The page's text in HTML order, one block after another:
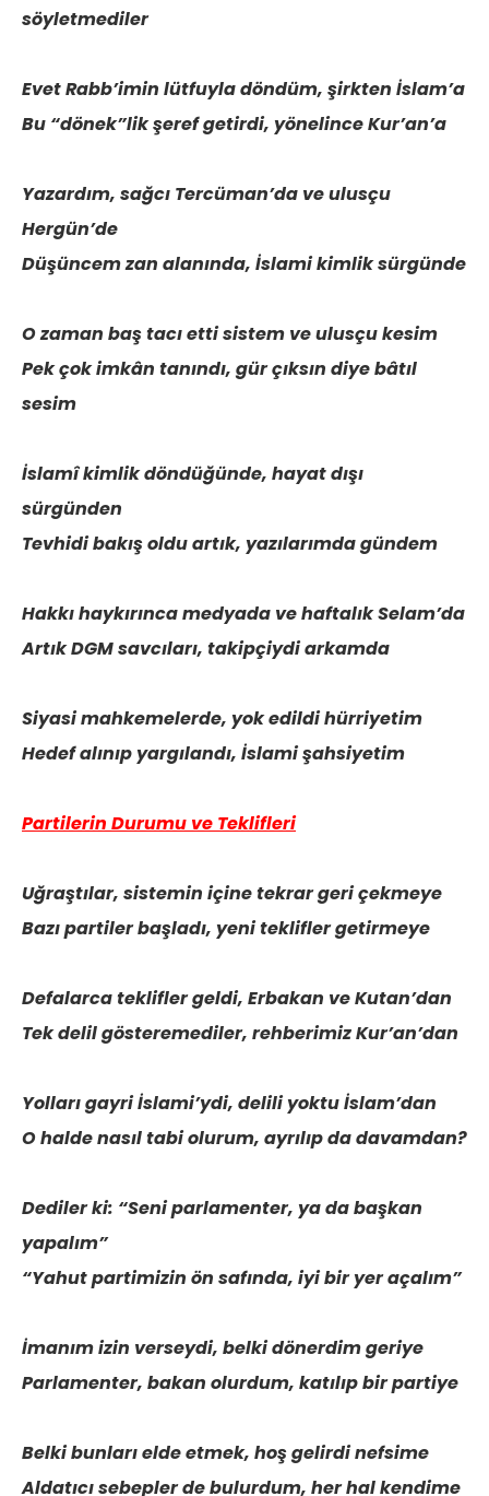
söyletmediler
Evet Rabb’imin lütfuyla döndüm, şirkten İslam’a
Bu “dönek”lik şeref getirdi, yönelince Kur’an’a
Yazardım, sağcı Tercüman’da ve ulusçu
Hergün’de
Düşüncem zan alanında, İslami kimlik sürgünde
O zaman baş tacı etti sistem ve ulusçu kesim
Pek çok imkân tanındı, gür çıksın diye bâtıl
sesim
İslamî kimlik döndüğünde, hayat dışı
sürgünden
Tevhidi bakış oldu artık, yazılarımda gündem
Hakkı haykırınca medyada ve haftalık Selam’da
Artık DGM savcıları, takipçiydi arkamda
Siyasi mahkemelerde, yok edildi hürriyetim
Hedef alınıp yargılandı, İslami şahsiyetim
Partilerin Durumu ve Teklifleri
Uğraştılar, sistemin içine tekrar geri çekmeye
Bazı partiler başladı, yeni teklifler getirmeye
Defalarca teklifler geldi, Erbakan ve Kutan’dan
Tek delil gösteremediler, rehberimiz Kur’an’dan
Yolları gayri İslami’ydi, delili yoktu İslam’dan
O halde nasıl tabi olurum, ayrılıp da davamdan?
Dediler ki: “Seni parlamenter, ya da başkan
yapalım”
“Yahut partimizin ön safında, iyi bir yer açalım”
İmanım izin verseydi, belki dönerdim geriye
Parlamenter, bakan olurdum, katılıp bir partiye
Belki bunları elde etmek, hoş gelirdi nefsime
Aldatıcı sebepler de bulurdum, her hal kendime